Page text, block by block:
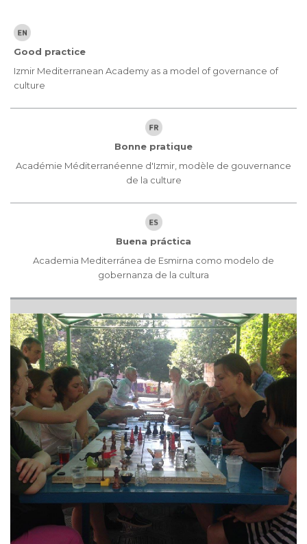
Good practice
Izmir Mediterranean Academy as a model of governance of
culture
Bonne pratique
Académie Méditerranéenne d'Izmir, modèle de gouvernance
de la culture
Buena práctica
Academia Mediterránea de Esmirna como modelo de
gobernanza de la cultura